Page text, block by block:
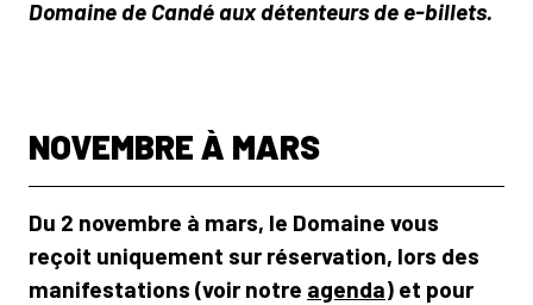
Domaine de Candé aux détenteurs de e-billets.
NOVEMBRE À MARS
Du 2 novembre à mars, le Domaine vous
reçoit uniquement sur réservation, lors des
manifestations (voir notre agenda) et pour